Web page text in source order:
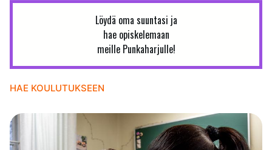
Löydä oma suuntasi ja
hae opiskelemaan
meille Punkaharjulle!
HAE KOULUTUKSEEN